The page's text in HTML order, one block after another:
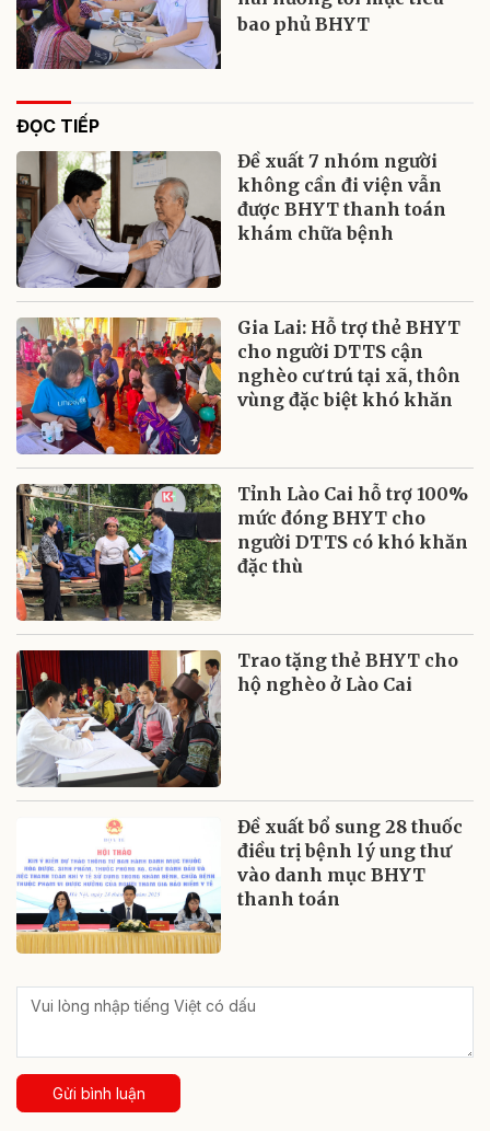
bao phủ BHYT
ĐỌC TIẾP
Đề xuất 7 nhóm người
không cần đi viện vẫn
được BHYT thanh toán
khám chữa bệnh
Gia Lai: Hỗ trợ thẻ BHYT
cho người DTTS cận
nghèo cư trú tại xã, thôn
vùng đặc biệt khó khăn
Tỉnh Lào Cai hỗ trợ 100%
mức đóng BHYT cho
người DTTS có khó khăn
đặc thù
Trao tặng thẻ BHYT cho
hộ nghèo ở Lào Cai
Đề xuất bổ sung 28 thuốc
điều trị bệnh lý ung thư
vào danh mục BHYT
thanh toán
Gửi bình luận